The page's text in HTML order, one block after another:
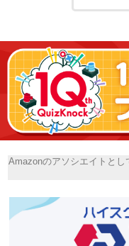
Amazonのアソシエイトと